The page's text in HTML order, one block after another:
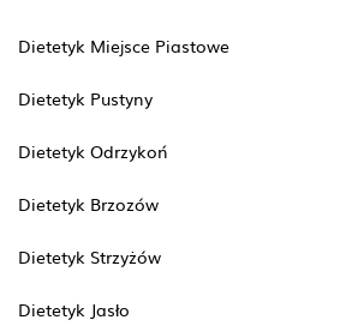
Dietetyk Miejsce Piastowe
Dietetyk Pustyny
Dietetyk Odrzykoń
Dietetyk Brzozów
Dietetyk Strzyżów
Dietetyk Jasło